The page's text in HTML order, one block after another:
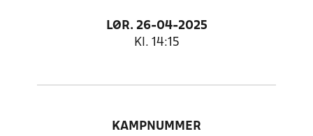
LØR. 26-04-2025
Kl. 14:15
KAMPNUMMER